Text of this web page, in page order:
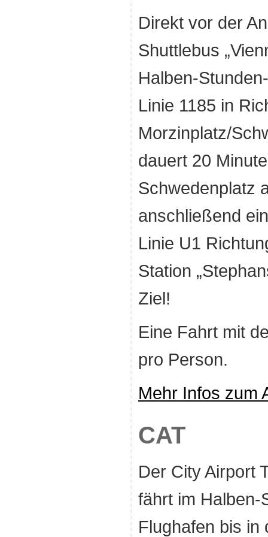
Direkt vor der
Shuttlebus
Halben-
Linie 1185 in
Morzinplatz/
dauert 20
Schwedenplatz
anschließend
Linie U1
Station
Ziel!
Eine Fahrt mit
pro Person.
Mehr Infos zum
CAT
Der City Airport
fährt im Halben-
Flughafen bis in